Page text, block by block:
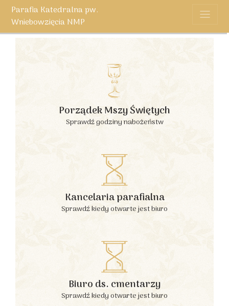
Parafia Katedralna pw.
Wniebowzięcia NMP
Porządek Mszy Świętych
Sprawdź godziny nabożeństw
Kancelaria parafialna
Sprawdź kiedy otwarte jest biuro
Biuro ds. cmentarzy
Sprawdź kiedy otwarte jest biuro